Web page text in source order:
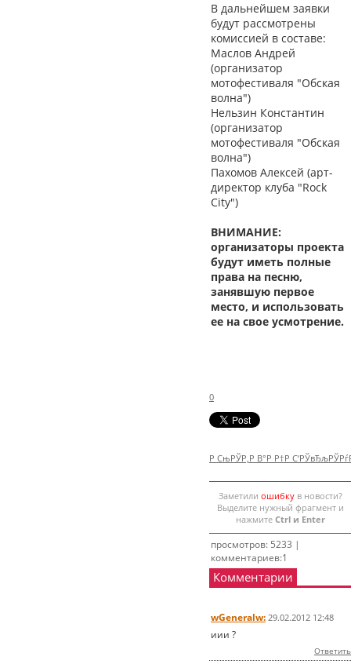
В дальнейшем заявки
будут рассмотрены
комиссией в составе:
Маслов Андрей
(организатор
мотофестиваля "Обская
волна")
Нельзин Константин
(организатор
мотофестиваля "Обская
волна")
Пахомов Алексей (арт-
директор клуба "Rock
City")
ВНИМАНИЕ:
организаторы проекта
будут иметь полные
права на песню,
занявшую первое
место, и использовать
ее на свое усмотрение.
0
Р СњРЎР‚Р В°Р Р†Р
Заметили ошибкув новости?
Выделите нужный фрагмент и
нажмите Ctrl и Enter
просмотров: 5233 |
комментариев:1
Комментарии
wGeneralw: 29.02.2012 12:48
иии ?
Ответить